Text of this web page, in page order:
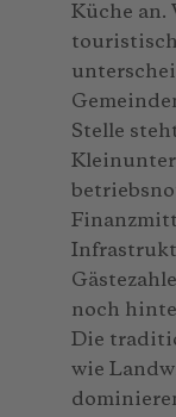
Küche an.
Stelle
noch
Die
wie